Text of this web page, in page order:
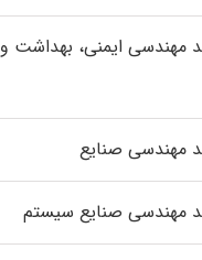
مهندسی ایمنی،
مهندسی صنایع
مهندسی صنایع سیستم